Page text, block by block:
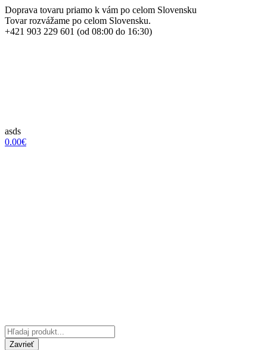
Doprava tovaru priamo k vám po celom Slovensku
Tovar rozvážame po celom Slovensku.
+421 903 229 601 (od 08:00 do 16:30)
asds
0.00€
Zavrieť